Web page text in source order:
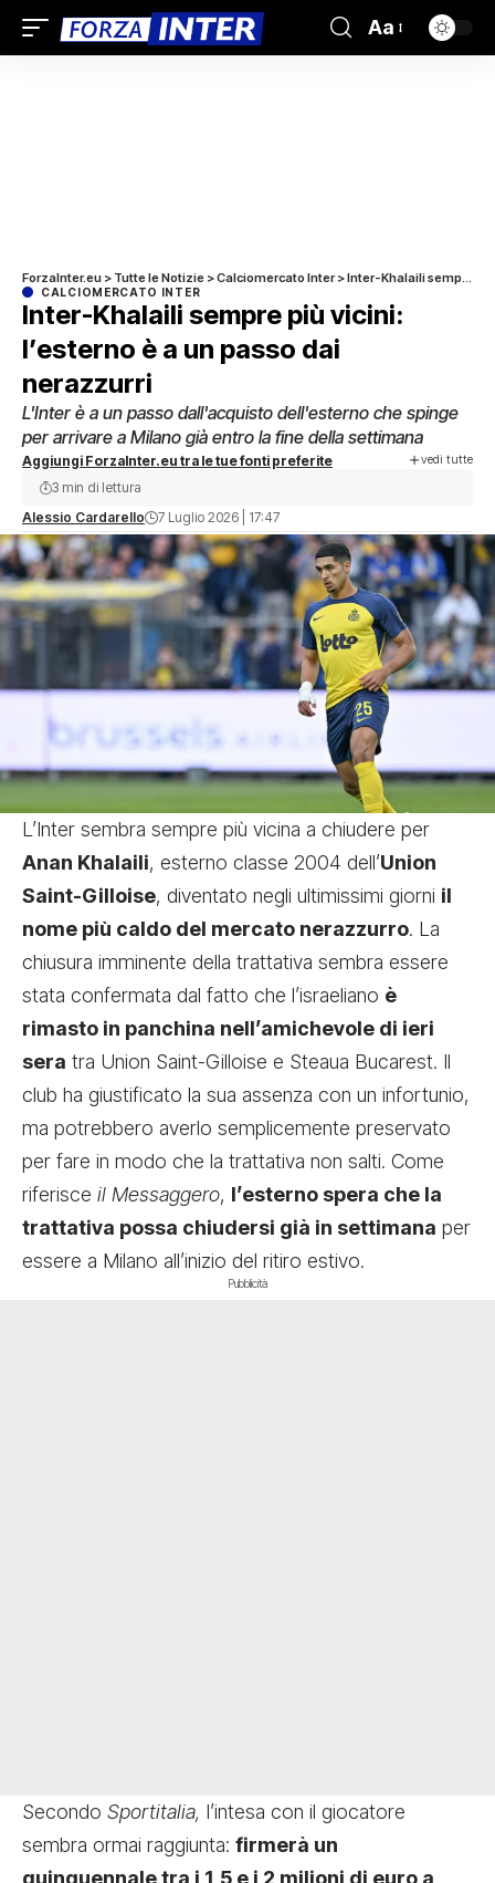
Aa
ForzaInter.eu > Tutte le Notizie >Calciomercato Inter>Inter-Khalaili sempre più vicini: l’esterno è a un passo dai nerazzurri
CALCIOMERCATO INTER
Inter-Khalaili sempre più vicini:
l’esterno è a un passo dai
nerazzurri
L'Inter è a un passo dall'acquisto dell'esterno che spinge
per arrivare a Milano già entro la fine della settimana
Aggiungi ForzaInter.eu tra le tue fonti preferite vedi tutte
Alessio Cardarello 7 Luglio 2026 | 17:47
3 min di lettura
L’Inter sembra sempre più vicina a chiudere per
Anan Khalaili, esterno classe 2004 dell’Union
Saint-Gilloise, diventato negli ultimissimi giorni il
nome più caldo del mercato nerazzurro. La
chiusura imminente della trattativa sembra essere
stata confermata dal fatto che l’israeliano è
rimasto in panchina nell’amichevole di ieri
sera tra Union Saint-Gilloise e Steaua Bucarest. Il
club ha giustificato la sua assenza con un infortunio,
ma potrebbero averlo semplicemente preservato
per fare in modo che la trattativa non salti. Come
riferisce il Messaggero, l’esterno spera che la
trattativa possa chiudersi già in settimana per
essere a Milano all’inizio del ritiro estivo.
Pubblicità
Secondo Sportitalia, l’intesa con il giocatore
sembra ormai raggiunta: firmerà un
quinquennale tra i 1,5 e i 2 milioni di euro a